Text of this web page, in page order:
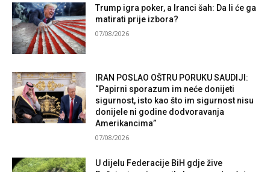
Trump igra poker, a Iranci šah: Da li će ga
matirati prije izbora?
07/08/2026
IRAN POSLAO OŠTRU PORUKU SAUDIJI:
“Papirni sporazum im neće donijeti
sigurnost, isto kao što im sigurnost nisu
donijele ni godine dodvoravanja
Amerikancima”
07/08/2026
U dijelu Federacije BiH gdje žive